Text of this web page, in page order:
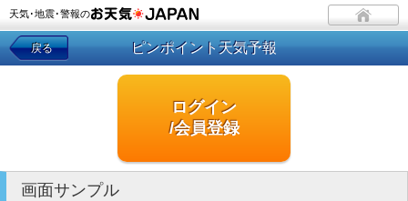
天気･地震･警報の
戻る ピンポイント天気予報
ログイン
/会員登録
画面サンプル